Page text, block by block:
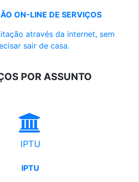
ON-LINE DE SERVIÇOS
através da internet, sem
sair de casa.
POR ASSUNTO
IPTU
IPTU